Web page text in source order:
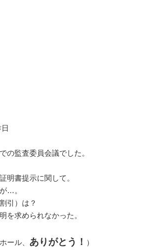
の監査委員会議でした。
明書提示に関して。
…。
引）は？
を求められなかった。
ール、 ありがとう！ ）